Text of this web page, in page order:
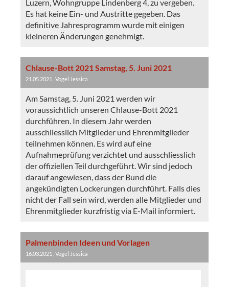
Luzern, Wohngruppe Lindenberg 4, zu vergeben.
Es hat keine Ein- und Austritte gegeben. Das
definitive Jahresprogramm wurde mit einigen
kleineren Änderungen genehmigt.
Chlause-Bott 2021 Samstag, 5. Juni 2021
21.05.2021 , Vogel Jessica
Am Samstag, 5. Juni 2021 werden wir
voraussichtlich unseren Chlause-Bott 2021
durchführen. In diesem Jahr werden
ausschliesslich Mitglieder und Ehrenmitglieder
teilnehmen können. Es wird auf eine
Aufnahmeprüfung verzichtet und ausschliesslich
der offiziellen Teil durchgeführt. Wir sind jedoch
darauf angewiesen, dass der Bund die
angekündigten Lockerungen durchführt. Falls dies
nicht der Fall sein wird, werden alle Mitglieder und
Ehrenmitglieder kurzfristig via E-Mail informiert.
Palmenbinden Ideen und Vorlagen
16.03.2021 , Vogel Jessica